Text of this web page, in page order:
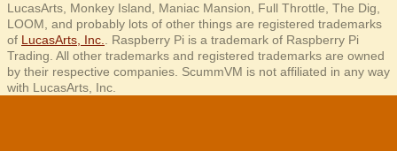
LucasArts, Monkey Island, Maniac Mansion, Full Throttle, The Dig,
LOOM, and probably lots of other things are registered trademarks
of LucasArts, Inc.
. Raspberry Pi is a trademark of Raspberry Pi
Trading. All other trademarks and registered trademarks are owned
by their respective companies. ScummVM is not affiliated in any way
with LucasArts, Inc.